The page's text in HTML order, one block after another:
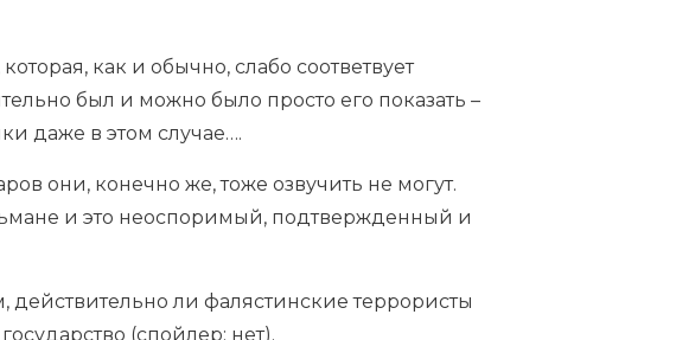
как и обычно, слабо соответвует
был и можно было просто его показать –
даже в этом случае….
они, конечно же, тоже озвучить не могут.
и это неоспоримый, подтвержденный и
действительно ли фалястинские террористы
(спойлер: нет).